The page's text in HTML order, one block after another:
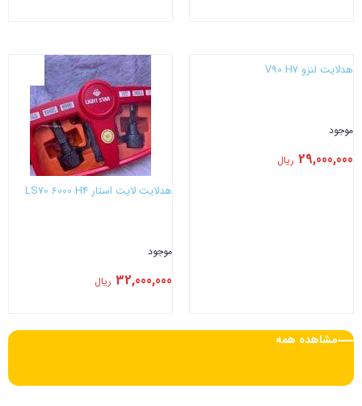
هدلایت لنزو V90 H7
موجود
29,000,000 ریال
بستن
هدلایت لایت استار LS70 6000 H4
موجود
32,000,000 ریال
بستن مشاهده همه